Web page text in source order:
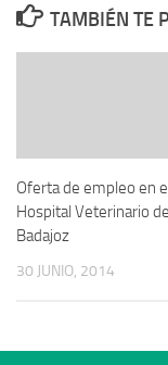
TAMBIÉN TE
Oferta de empleo en
Hospital Veterinario de
Badajoz
30 JUNIO, 2014